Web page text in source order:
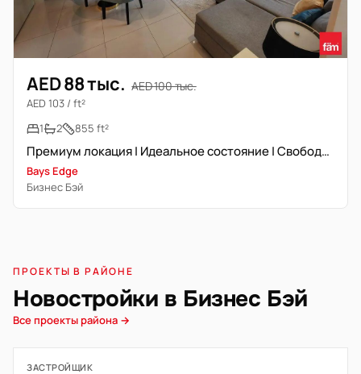
AED 88 тыс. AED 100 тыс.
AED 103 / ft²
1
2 855 ft²
Премиум локация | Идеальное состояние | Свободна сейчас
Bays Edge
Бизнес Бэй
ПРОЕКТЫ В РАЙОНЕ
Новостройки в Бизнес Бэй
Все проекты района →
ЗАСТРОЙЩИК